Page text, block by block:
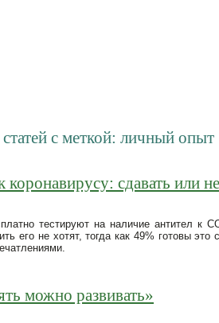
с меткой: личный опыт
коронавирусу: сдавать или
тестируют на наличие антител к
его не хотят, тогда как 49% готовы
можно развивать»